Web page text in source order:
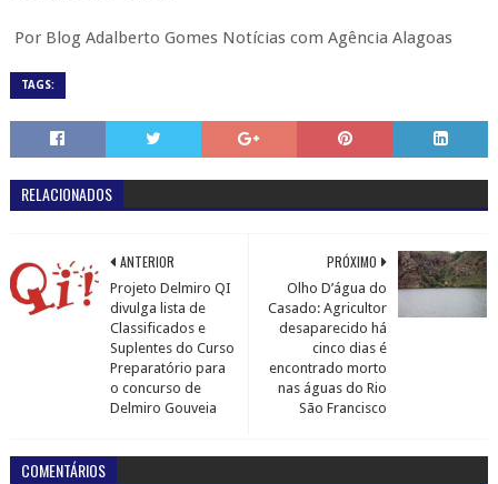
Por Blog Adalberto Gomes Notícias com Agência Alagoas
TAGS:
RELACIONADOS
PRÓXIMO
Olho D’água do
Casado: Agricultor
desaparecido há
cinco dias é
encontrado morto
nas águas do Rio
São Francisco
ANTERIOR
Projeto Delmiro QI
divulga lista de
Classificados e
Suplentes do Curso
Preparatório para
o concurso de
Delmiro Gouveia
COMENTÁRIOS